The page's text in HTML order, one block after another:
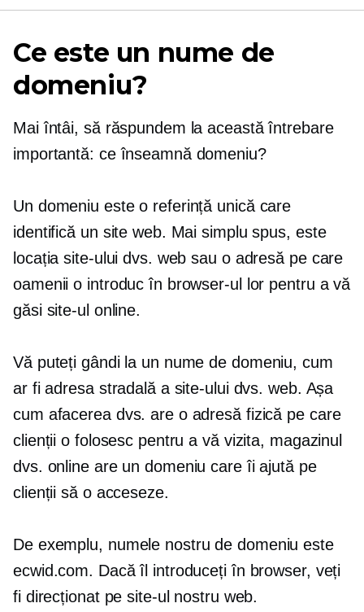
Ce este un nume de
domeniu?
Mai întâi, să răspundem la această întrebare
importantă: ce înseamnă domeniu?
Un domeniu este o referință unică care
identifică un site web. Mai simplu spus, este
locația site-ului dvs. web sau o adresă pe care
oamenii o introduc în browser-ul lor pentru a vă
găsi site-ul online.
Vă puteți gândi la un nume de domeniu, cum
ar fi adresa stradală a site-ului dvs. web. Așa
cum afacerea dvs. are o adresă fizică pe care
clienții o folosesc pentru a vă vizita, magazinul
dvs. online are un domeniu care îi ajută pe
clienții să o acceseze.
De exemplu, numele nostru de domeniu este
ecwid.com. Dacă îl introduceți în browser, veți
fi direcționat pe site-ul nostru web.